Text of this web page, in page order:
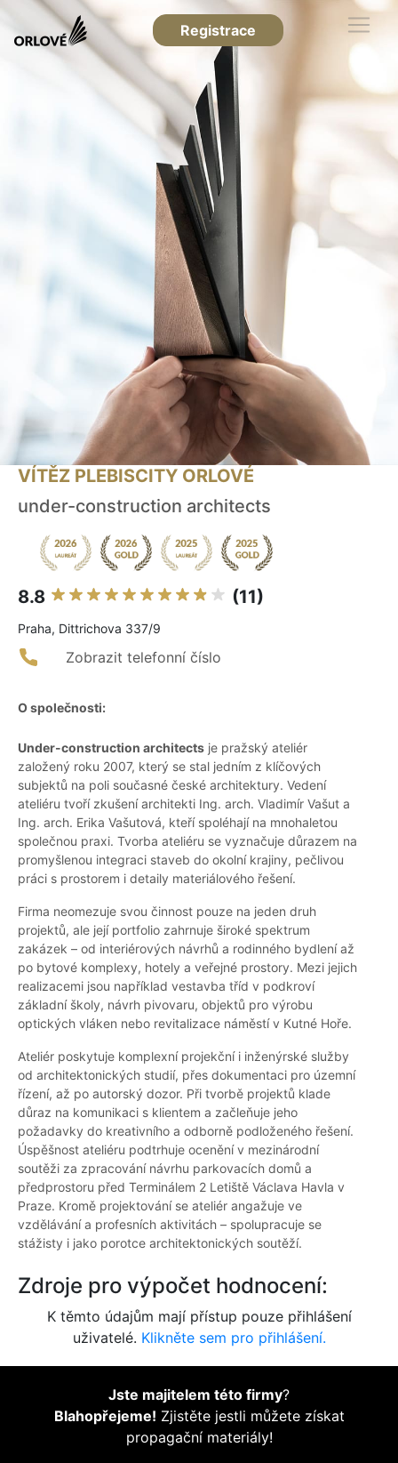
Registrace
VÍTĚZ PLEBISCITY ORLOVÉ
under-construction architects
8.8 (11)
Praha, Dittrichova 337/9
Zobrazit telefonní číslo
O společnosti:
Under-construction architects je pražský ateliér
založený roku 2007, který se stal jedním z klíčových
subjektů na poli současné české architektury. Vedení
ateliéru tvoří zkušení architekti Ing. arch. Vladimír Vašut a
Ing. arch. Erika Vašutová, kteří spoléhají na mnohaletou
společnou praxi. Tvorba ateliéru se vyznačuje důrazem na
promyšlenou integraci staveb do okolní krajiny, pečlivou
práci s prostorem i detaily materiálového řešení.
Firma neomezuje svou činnost pouze na jeden druh
projektů, ale její portfolio zahrnuje široké spektrum
zakázek – od interiérových návrhů a rodinného bydlení až
po bytové komplexy, hotely a veřejné prostory. Mezi jejich
realizacemi jsou například vestavba tříd v podkroví
základní školy, návrh pivovaru, objektů pro výrobu
optických vláken nebo revitalizace náměstí v Kutné Hoře.
Ateliér poskytuje komplexní projekční i inženýrské služby
od architektonických studií, přes dokumentaci pro územní
řízení, až po autorský dozor. Při tvorbě projektů klade
důraz na komunikaci s klientem a začleňuje jeho
požadavky do kreativního a odborně podloženého řešení.
Úspěšnost ateliéru podtrhuje ocenění v mezinárodní
soutěži za zpracování návrhu parkovacích domů a
předprostoru před Terminálem 2 Letiště Václava Havla v
Praze. Kromě projektování se ateliér angažuje ve
vzdělávání a profesních aktivitách – spolupracuje se
stážisty i jako porotce architektonických soutěží.
Zdroje pro výpočet hodnocení:
K těmto údajům mají přístup pouze přihlášení
uživatelé. Klikněte sem pro přihlášení.
Jste majitelem této firmy?
Blahopřejeme! Zjistěte jestli můžete získat
propagační materiály!